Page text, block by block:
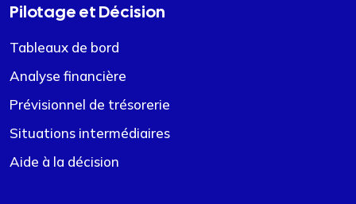
Pilotage et Décision
Tableaux de bord
Analyse financière
Prévisionnel de trésorerie
Situations intermédiaires
Aide à la décision